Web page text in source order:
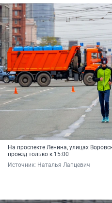
На проспекте Ленина, улицах
проезд только к 15:00
Источник: Наталья Лапцевич